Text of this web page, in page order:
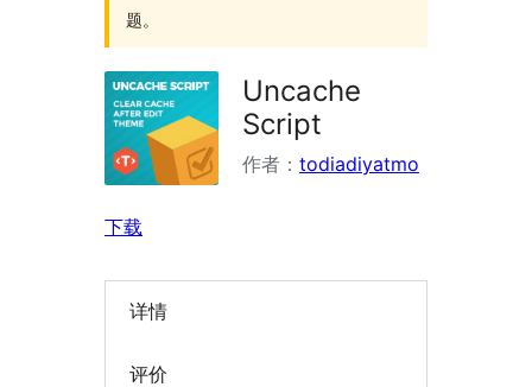
题。
Uncache
Script
作者： todiadiyatmo
下载
详情
评价